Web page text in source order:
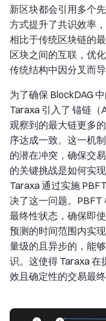
新区块都会引用多个
方式提升了共识效率
相比于传统区块链的
区块之间的互联，优
传统结构中因分叉而导
为了确保 BlockDAG
Taraxa 引入了 锚链（
观察到的最大链更多
序达成一致。这一机
的潜在冲突，确保交
的关键挑战是如何实
Taraxa 通过实施
决了这一问题。PBFT
最终性状态，确保即
预测的时间范围内实
量级的且异步的，能
识。这使得 Taraxa
效且确定性的交易最终